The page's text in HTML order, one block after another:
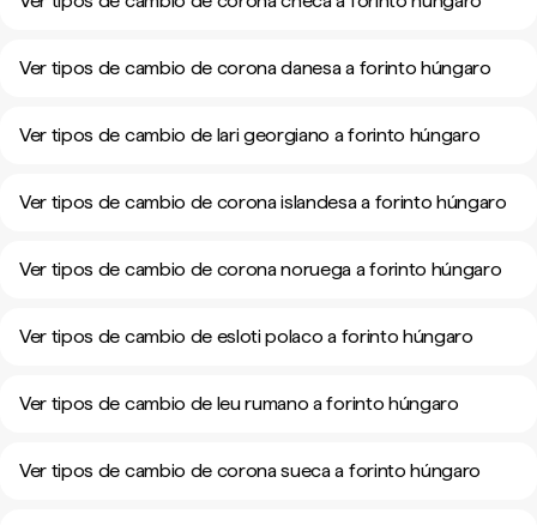
Ver tipos de cambio de corona danesa a forinto húngaro
Ver tipos de cambio de lari georgiano a forinto húngaro
Ver tipos de cambio de corona islandesa a forinto húngaro
Ver tipos de cambio de corona noruega a forinto húngaro
Ver tipos de cambio de esloti polaco a forinto húngaro
Ver tipos de cambio de leu rumano a forinto húngaro
Ver tipos de cambio de corona sueca a forinto húngaro